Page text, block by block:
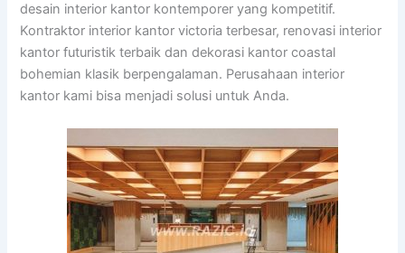
desain interior kantor kontemporer yang kompetitif.
Kontraktor interior kantor victoria terbesar, renovasi interior
kantor futuristik terbaik dan dekorasi kantor coastal
bohemian klasik berpengalaman. Perusahaan interior
kantor kami bisa menjadi solusi untuk Anda.